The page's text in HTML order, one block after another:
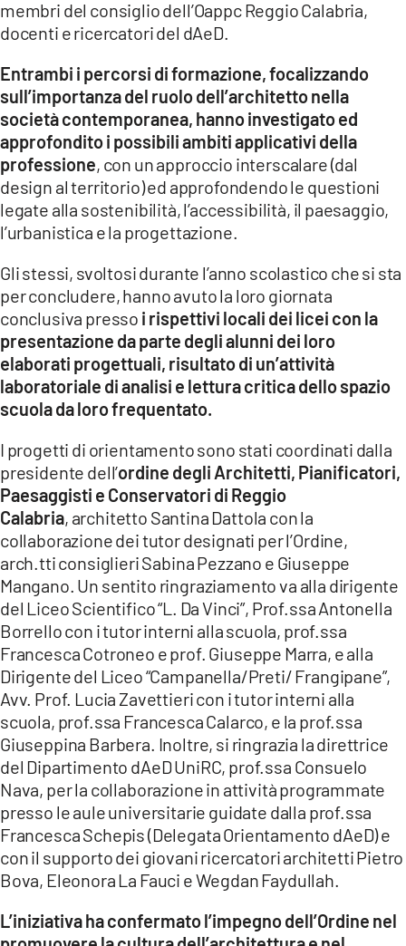
App
ANDROID
APPLE
membri del consiglio dell’Oappc Reggio Calabria,
docenti e ricercatori del dAeD.
Entrambi i percorsi di formazione, focalizzando
sull’importanza del ruolo dell’architetto nella
società contemporanea, hanno investigato ed
approfondito i possibili ambiti applicativi della
professione, con un approccio interscalare (dal
design al territorio) ed approfondendo le questioni
legate alla sostenibilità, l’accessibilità, il paesaggio,
l’urbanistica e la progettazione.
Gli stessi, svoltosi durante l’anno scolastico che si sta
per concludere, hanno avuto la loro giornata
conclusiva presso i rispettivi locali dei licei con la
presentazione da parte degli alunni dei loro
elaborati progettuali, risultato di un’attività
laboratoriale di analisi e lettura critica dello spazio
scuola da loro frequentato.
I progetti di orientamento sono stati coordinati dalla
presidente dell’ordine degli Architetti, Pianificatori,
Paesaggisti e Conservatori di Reggio
Calabria, architetto Santina Dattola con la
collaborazione dei tutor designati per l’Ordine,
arch.tti consiglieri Sabina Pezzano e Giuseppe
Mangano. Un sentito ringraziamento va alla dirigente
del Liceo Scientifico “L. Da Vinci”, Prof.ssa Antonella
Borrello con i tutor interni alla scuola, prof.ssa
Francesca Cotroneo e prof. Giuseppe Marra, e alla
Dirigente del Liceo “Campanella/Preti/ Frangipane”,
Avv. Prof. Lucia Zavettieri con i tutor interni alla
scuola, prof.ssa Francesca Calarco, e la prof.ssa
Giuseppina Barbera. Inoltre, si ringrazia la direttrice
del Dipartimento dAeD UniRC, prof.ssa Consuelo
Nava, per la collaborazione in attività programmate
presso le aule universitarie guidate dalla prof.ssa
Francesca Schepis (Delegata Orientamento dAeD) e
con il supporto dei giovani ricercatori architetti Pietro
Bova, Eleonora La Fauci e Wegdan Faydullah.
L’iniziativa ha confermato l’impegno dell’Ordine nel